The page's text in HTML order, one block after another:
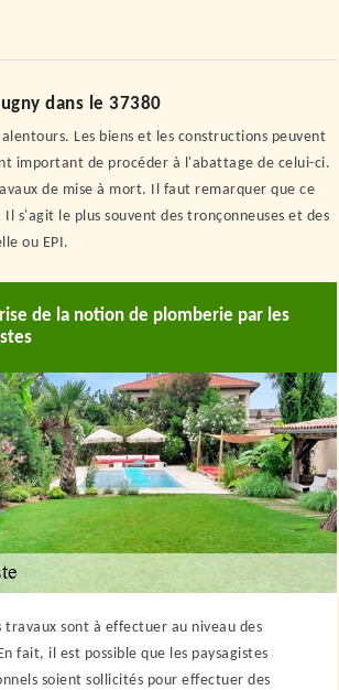
dans le 37380
Les biens et les constructions peuvent
important de procéder à l'abattage de celui-ci.
de mise à mort. Il faut remarquer que ce
s'agit le plus souvent des tronçonneuses et des
ou EPI.
de la notion de plomberie par les
travaux sont à effectuer au niveau des
fait, il est possible que les paysagistes
soient sollicités pour effectuer des